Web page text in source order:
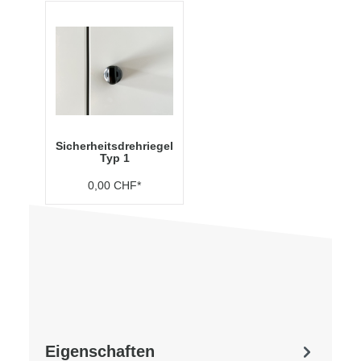
Sicherheitsdrehriegel
Typ 1
0,00 CHF*
Eigenschaften